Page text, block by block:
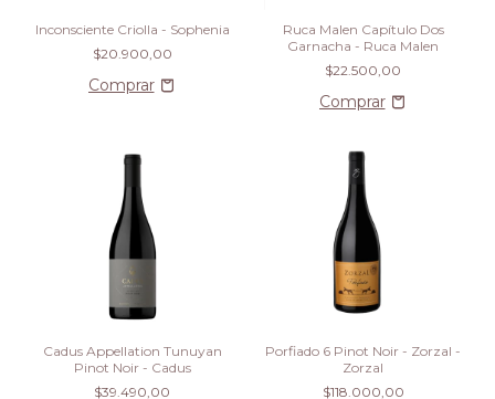
Inconsciente Criolla - Sophenia
$20.900,00
Ruca Malen Capítulo Dos
Garnacha - Ruca Malen
$22.500,00
Cadus Appellation Tunuyan
Pinot Noir - Cadus
$39.490,00
Porfiado 6 Pinot Noir - Zorzal -
Zorzal
$118.000,00